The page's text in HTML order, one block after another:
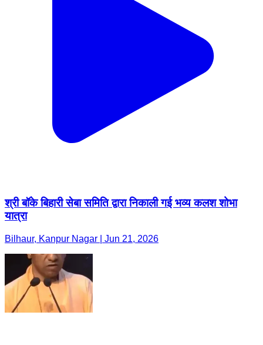
श्री बॉके बिहारी सेबा समिति द्वारा निकाली गई भव्य कलश शोभा
यात्रा
Bilhaur, Kanpur Nagar | Jun 21, 2026